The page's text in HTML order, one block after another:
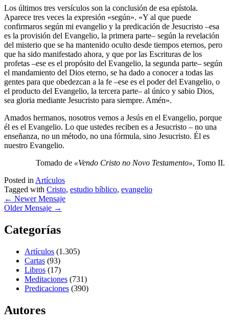
Los últimos tres versículos son la conclusión de esa epístola.
Aparece tres veces la expresión «según». «Y al que puede
confirmaros según mi evangelio y la predicación de Jesucristo –esa
es la provisión del Evangelio, la primera parte– según la revelación
del misterio que se ha mantenido oculto desde tiempos eternos, pero
que ha sido manifestado ahora, y que por las Escrituras de los
profetas –ese es el propósito del Evangelio, la segunda parte– según
el mandamiento del Dios eterno, se ha dado a conocer a todas las
gentes para que obedezcan a la fe –ese es el poder del Evangelio, o
el producto del Evangelio, la tercera parte– al único y sabio Dios,
sea gloria mediante Jesucristo para siempre. Amén».
Amados hermanos, nosotros vemos a Jesús en el Evangelio, porque
él es el Evangelio. Lo que ustedes reciben es a Jesucristo – no una
enseñanza, no un método, no una fórmula, sino Jesucristo. Él es
nuestro Evangelio.
Tomado de «Vendo Cristo no Novo Testamento», Tomo II.
Posted inArtículos
Tagged with Cristo, estudio bíblico, evangelio
← Newer Mensaje
Older Mensaje →
Categorías
Artículos (1.305)
Cartas (93)
Libros (17)
Meditaciones (731)
Predicaciones (390)
Autores